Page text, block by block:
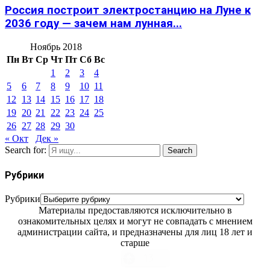
Россия построит электростанцию на Луне к
2036 году — зачем нам лунная...
Ноябрь 2018
Пн Вт Ср Чт Пт Сб Вс
1
2 3
4
5
6 7 8 9 10 11
12
13 14 15 16 17 18
19 20 21 22 23 24 25
26 27 28 29 30
« Окт
Дек »
Search for:
Search
Рубрики
Рубрики
Материалы предоставляются исключительно в
ознакомительных целях и могут не совпадать с мнением
администрации сайта, и предназначены для лиц 18 лет и
старше